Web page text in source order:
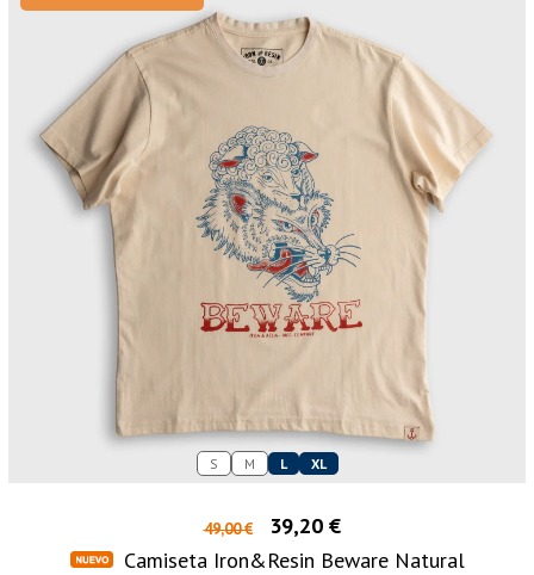
S M L XL
49,00 €
39,20 €
Camiseta Iron&Resin Beware Natural